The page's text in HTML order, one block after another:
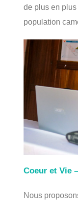
de plus en
population
Coeur et Vie
Nous